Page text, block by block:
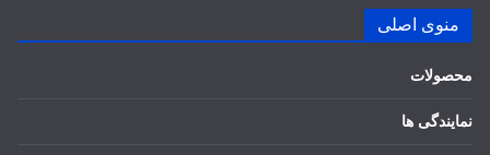
منوی اصلی
محصولات
نمایندگی ها